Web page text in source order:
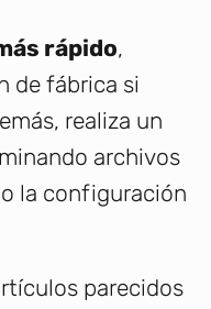
rápido,
de fábrica si
realiza un
archivos
la configuración
parecidos